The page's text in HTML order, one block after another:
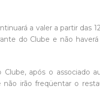
a valer a partir das
do Clube e não
Clube, após o associado
irão freqüentar o